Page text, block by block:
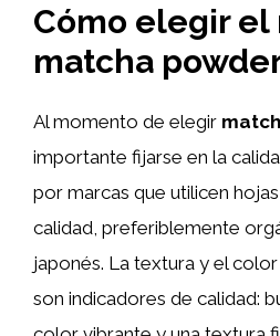
Cómo elegir el
matcha
Al momento de elegir
importante fijarse en la
por marcas que utilicen
calidad, preferiblemente
japonés. La textura y el
son indicadores de calidad: